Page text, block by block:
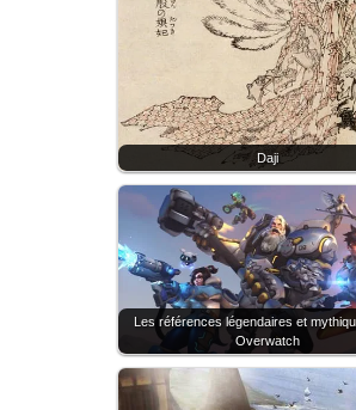
Daji
Les références légendaires et
Overwatch